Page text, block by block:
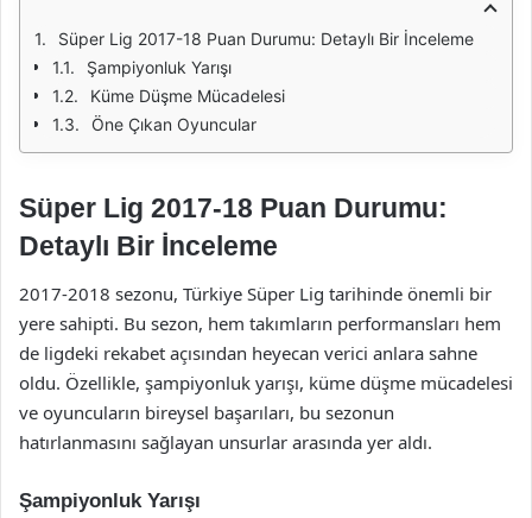
Süper Lig 2017-18 Puan Durumu: Detaylı Bir İnceleme
Şampiyonluk Yarışı
Küme Düşme Mücadelesi
Öne Çıkan Oyuncular
Süper Lig 2017-18 Puan Durumu:
Detaylı Bir İnceleme
2017-2018 sezonu, Türkiye Süper Lig tarihinde önemli bir
yere sahipti. Bu sezon, hem takımların performansları hem
de ligdeki rekabet açısından heyecan verici anlara sahne
oldu. Özellikle, şampiyonluk yarışı, küme düşme mücadelesi
ve oyuncuların bireysel başarıları, bu sezonun
hatırlanmasını sağlayan unsurlar arasında yer aldı.
Şampiyonluk Yarışı